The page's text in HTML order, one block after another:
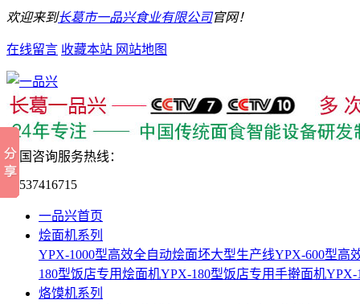
欢迎来到长葛市一品兴食业有限公司官网！
在线留言 收藏本站 网站地图
全国咨询服务热线：
15537416715
一品兴首页
烩面机系列
YPX-1000型高效全自动烩面坯大型生产线YPX-600型高
180型饭店专用烩面机YPX-180型饭店专用手擀面机YPX-
烙馍机系列